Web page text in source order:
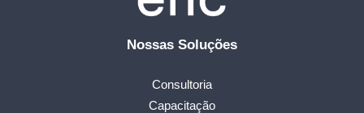
Nossas Soluções
Consultoria
Capacitação